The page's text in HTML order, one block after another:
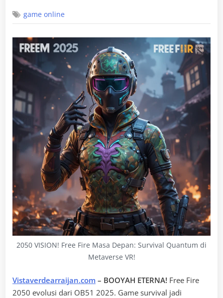
game online
2050 VISION! Free Fire Masa Depan: Survival Quantum di
Metaverse VR!
Vistaverdearraijan.com – BOOYAH ETERNA! Free Fire
2050 evolusi dari OB51 2025. Game survival jadi